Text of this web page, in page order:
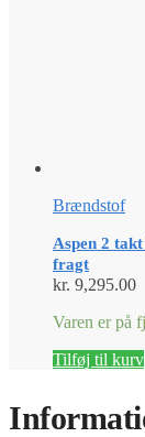
Brændstof
Aspen 2
fragt
kr. 9,295.00
Varen er på
Tilføj til kurv